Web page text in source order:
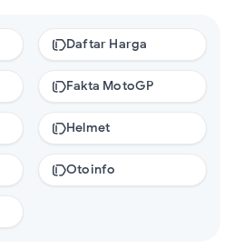
Daftar Harga
Fakta MotoGP
Helmet
Otoinfo